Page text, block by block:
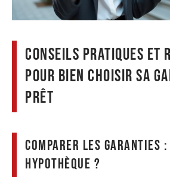
Conseils pratiques et
pour bien choisir sa
prêt
Comparer les garanties
hypothèque ?